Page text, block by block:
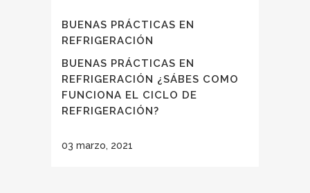
BUENAS PRÁCTICAS EN
REFRIGERACIÓN
BUENAS PRÁCTICAS EN
REFRIGERACIÓN ¿SÁBES COMO
FUNCIONA EL CICLO DE
REFRIGERACIÓN?
03 marzo, 2021